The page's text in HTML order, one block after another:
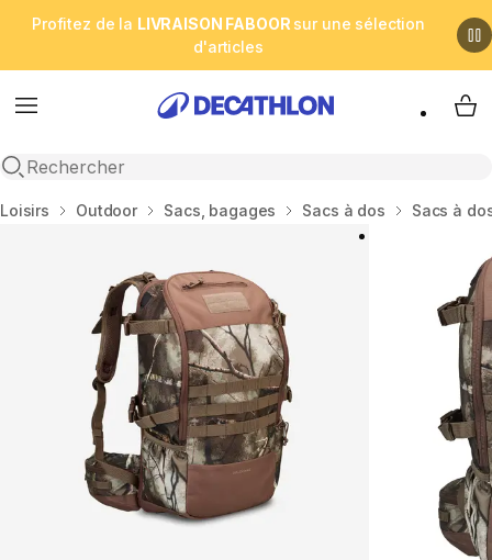
Profitez de la LIVRAISON FABOOR sur une sélection
d'articles
Menu
Open search
My
Accueil
Loisirs Outdoor Sacs, bagages Sacs à dos Sacs à